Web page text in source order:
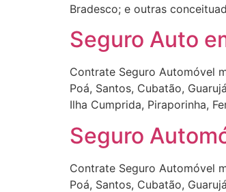
Bradesco; e outras
Seguro Auto
Contrate Seguro Automóvel
Poá, Santos, Cubatão,
Ilha Cumprida, Piraporinha,
Seguro
Contrate Seguro Automóvel
Poá, Santos, Cubatão,